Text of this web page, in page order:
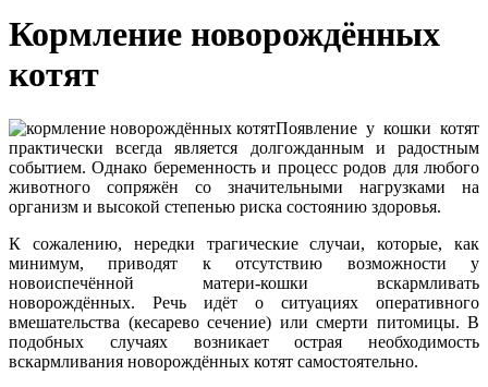
Кормление новорождённых
котят
Появление у кошки котят
практически всегда является долгожданным и радостным
событием. Однако беременность и процесс родов для любого
животного сопряжён со значительными нагрузками на
организм и высокой степенью риска состоянию здоровья.
К сожалению, нередки трагические случаи, которые, как
минимум, приводят к отсутствию возможности у
новоиспечённой матери-кошки вскармливать
новорождённых. Речь идёт о ситуациях оперативного
вмешательства (кесарево сечение) или смерти питомицы. В
подобных случаях возникает острая необходимость
вскармливания новорождённых котят самостоятельно.